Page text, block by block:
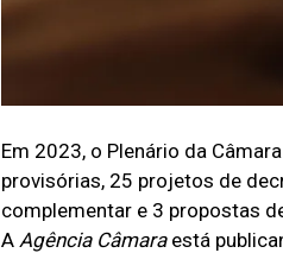
Em 2023, o Plenário da
provisórias, 25 projetos de
complementar e 3 propostas
A Agência Câmaraestá